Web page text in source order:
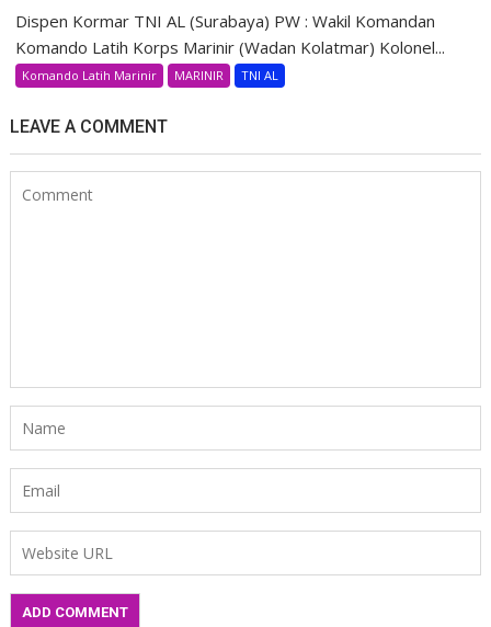
Dispen Kormar TNI AL (Surabaya) PW : Wakil Komandan
Komando Latih Korps Marinir (Wadan Kolatmar) Kolonel...
Komando Latih Marinir MARINIR TNI AL
LEAVE A COMMENT